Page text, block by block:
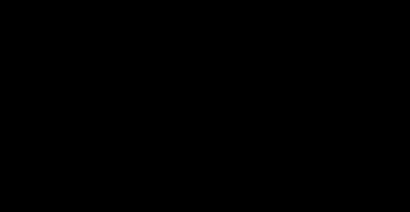
печать фото 15х20. Простой процесс: